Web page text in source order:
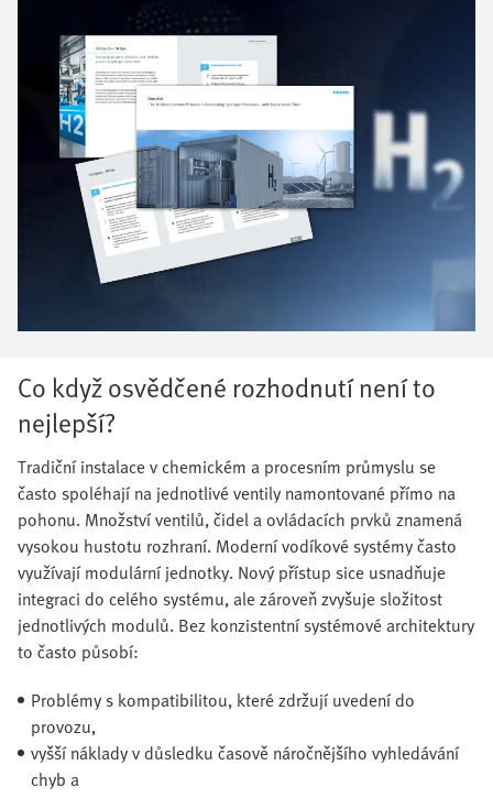
Co když osvědčené rozhodnutí není to
nejlepší?
Tradiční instalace v chemickém a procesním průmyslu se
často spoléhají na jednotlivé ventily namontované přímo na
pohonu. Množství ventilů, čidel a ovládacích prvků znamená
vysokou hustotu rozhraní. Moderní vodíkové systémy často
využívají modulární jednotky. Nový přístup sice usnadňuje
integraci do celého systému, ale zároveň zvyšuje složitost
jednotlivých modulů. Bez konzistentní systémové architektury
to často působí:
Problémy s kompatibilitou, které zdržují uvedení do
provozu,
vyšší náklady v důsledku časově náročnějšího vyhledávání
chyb a